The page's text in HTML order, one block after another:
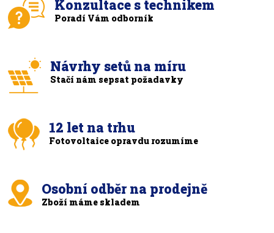
Konzultace s technikem
Poradí Vám odborník
Návrhy setů na míru
Stačí nám sepsat požadavky
12 let na trhu
Fotovoltaice opravdu rozumíme
Osobní odběr na prodejně
Zboží máme skladem